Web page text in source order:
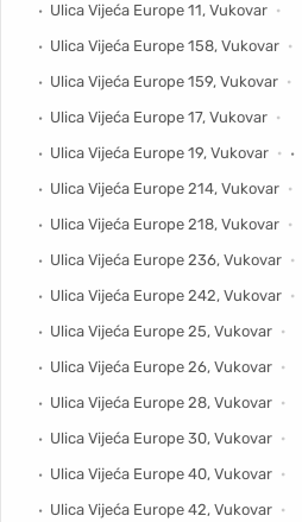
Ulica Vijeća Europe 11, Vukovar
Ulica Vijeća Europe 158, Vukovar
Ulica Vijeća Europe 159, Vukovar
Ulica Vijeća Europe 17, Vukovar
Ulica Vijeća Europe 19, Vukovar
Ulica Vijeća Europe 214, Vukovar
Ulica Vijeća Europe 218, Vukovar
Ulica Vijeća Europe 236, Vukovar
Ulica Vijeća Europe 242, Vukovar
Ulica Vijeća Europe 25, Vukovar
Ulica Vijeća Europe 26, Vukovar
Ulica Vijeća Europe 28, Vukovar
Ulica Vijeća Europe 30, Vukovar
Ulica Vijeća Europe 40, Vukovar
Ulica Vijeća Europe 42, Vukovar